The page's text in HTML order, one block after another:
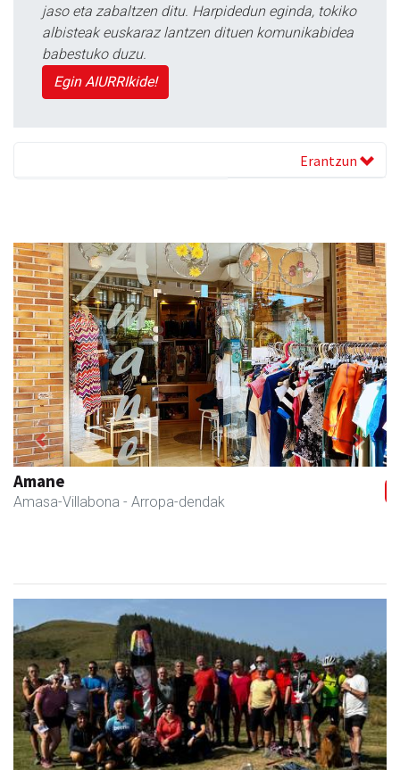
jaso eta zabaltzen ditu. Harpidedun eginda, tokiko
albisteak euskaraz lantzen dituen komunikabidea
babestuko duzu.
Egin AIURRIkide!
Erantzun
Fleming Herri Eskola
Amasa-Villabona - Hezkuntza
Previous Next